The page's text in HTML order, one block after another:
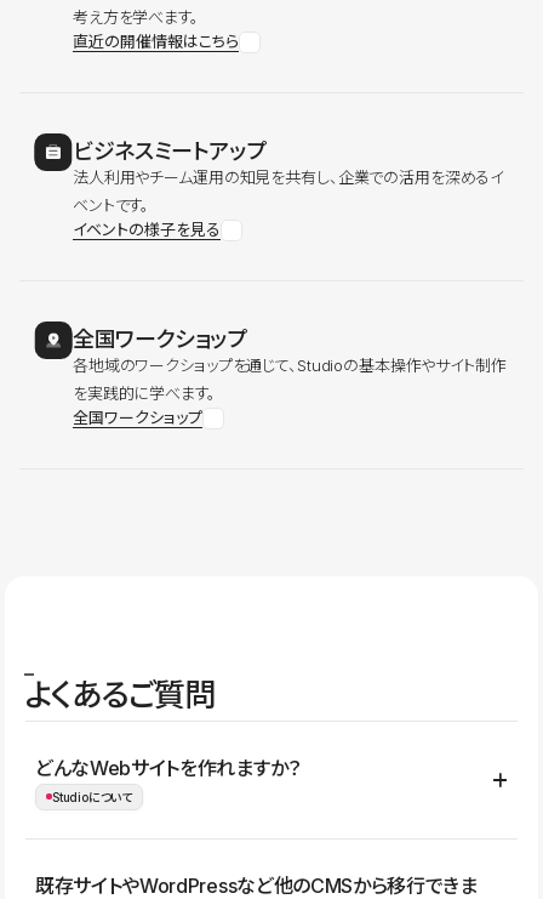
考え方を学べます。
直近の開催情報はこちら
ビジネスミートアップ
法人利用やチーム運用の知見を共有し、企業での活用を深めるイ
ベントです。
イベントの様子を見る
全国ワークショップ
各地域のワークショップを通じて、Studioの基本操作やサイト制作
を実践的に学べます。
全国ワークショップ
よくあるご質問
どんなWebサイトを作れますか？
Studioについて
コーポレートサイト、サービスサイト、LP、採用サイト、ブロ
既存サイトやWordPressなど他のCMSから移行できま